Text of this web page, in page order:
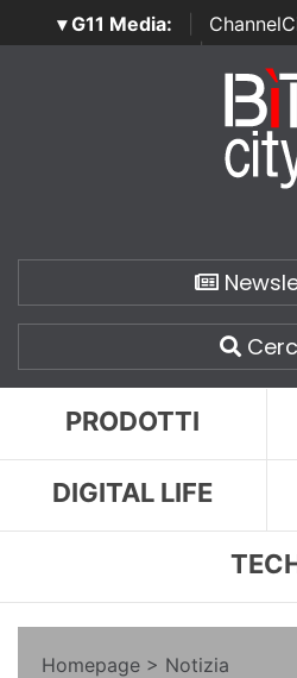
▾ G11 Media:
SecurityOpenLab | Italian
Italian
PRODOTTI
DIGITAL LIFE
Homepage > Notizia